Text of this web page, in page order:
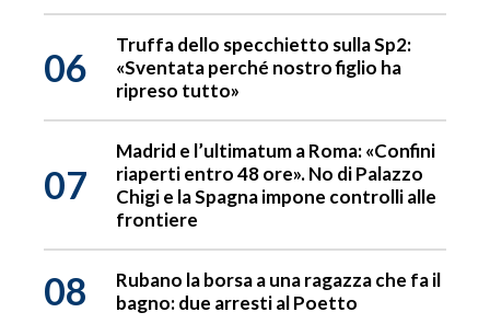
06
Truffa dello specchietto sulla Sp2:
«Sventata perché nostro figlio ha
ripreso tutto»
07
Madrid e l’ultimatum a Roma: «Confini
riaperti entro 48 ore». No di Palazzo
Chigi e la Spagna impone controlli alle
frontiere
08
Rubano la borsa a una ragazza che fa il
bagno: due arresti al Poetto